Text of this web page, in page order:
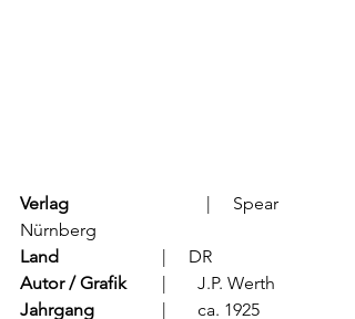
Verlag
Nürnberg
Land
			  |     DR
Autor / Grafik
	  |	J.P. Werth
Jahrgang
		  |	ca. 1925